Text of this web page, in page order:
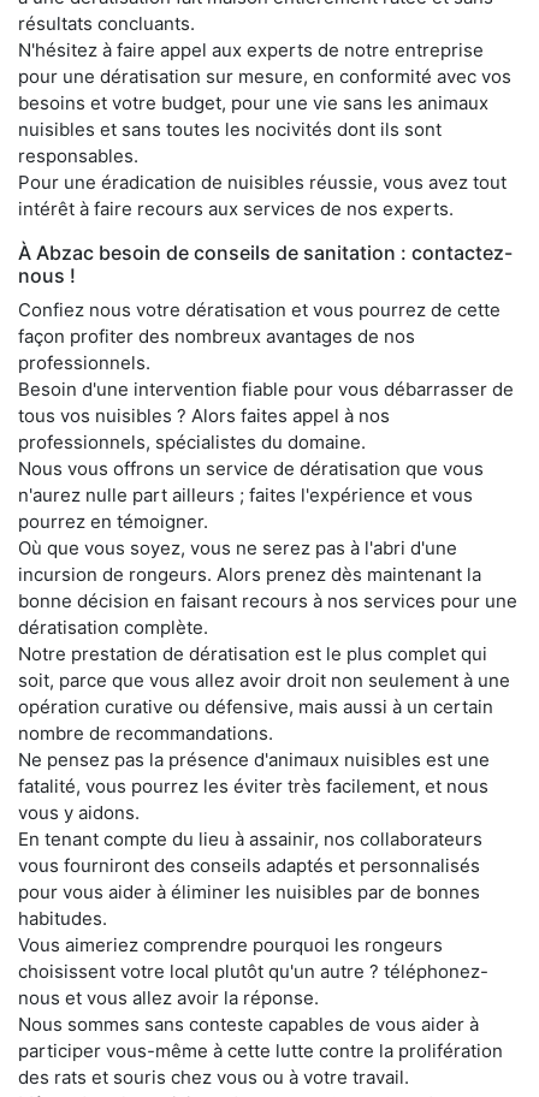
résultats concluants.
N'hésitez à faire appel aux experts de notre entreprise
pour une dératisation sur mesure, en conformité avec vos
besoins et votre budget, pour une vie sans les animaux
nuisibles et sans toutes les nocivités dont ils sont
responsables.
Pour une éradication de nuisibles réussie, vous avez tout
intérêt à faire recours aux services de nos experts.
À Abzac besoin de conseils de sanitation : contactez-
nous !
Confiez nous votre dératisation et vous pourrez de cette
façon profiter des nombreux avantages de nos
professionnels.
Besoin d'une intervention fiable pour vous débarrasser de
tous vos nuisibles ? Alors faites appel à nos
professionnels, spécialistes du domaine.
Nous vous offrons un service de dératisation que vous
n'aurez nulle part ailleurs ; faites l'expérience et vous
pourrez en témoigner.
Où que vous soyez, vous ne serez pas à l'abri d'une
incursion de rongeurs. Alors prenez dès maintenant la
bonne décision en faisant recours à nos services pour une
dératisation complète.
Notre prestation de dératisation est le plus complet qui
soit, parce que vous allez avoir droit non seulement à une
opération curative ou défensive, mais aussi à un certain
nombre de recommandations.
Ne pensez pas la présence d'animaux nuisibles est une
fatalité, vous pourrez les éviter très facilement, et nous
vous y aidons.
En tenant compte du lieu à assainir, nos collaborateurs
vous fourniront des conseils adaptés et personnalisés
pour vous aider à éliminer les nuisibles par de bonnes
habitudes.
Vous aimeriez comprendre pourquoi les rongeurs
choisissent votre local plutôt qu'un autre ? téléphonez-
nous et vous allez avoir la réponse.
Nous sommes sans conteste capables de vous aider à
participer vous-même à cette lutte contre la prolifération
des rats et souris chez vous ou à votre travail.